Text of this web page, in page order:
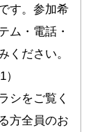
す。 参加希
ム・電話・
ください。
シをご覧く
方全員のお